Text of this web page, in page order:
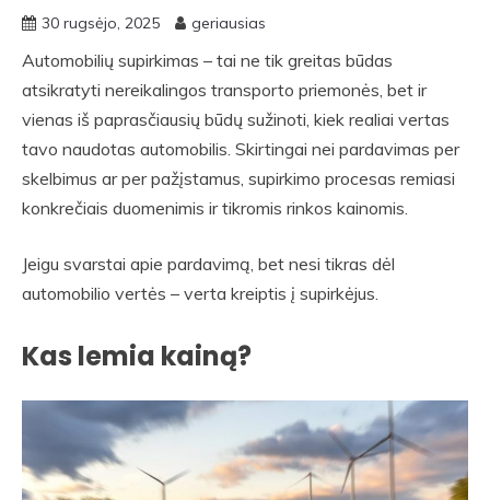
30 rugsėjo, 2025 geriausias
Automobilių supirkimas – tai ne tik greitas būdas
atsikratyti nereikalingos transporto priemonės, bet ir
vienas iš paprasčiausių būdų sužinoti, kiek realiai vertas
tavo naudotas automobilis. Skirtingai nei pardavimas per
skelbimus ar per pažįstamus, supirkimo procesas remiasi
konkrečiais duomenimis ir tikromis rinkos kainomis.
Jeigu svarstai apie pardavimą, bet nesi tikras dėl
automobilio vertės – verta kreiptis į supirkėjus.
Kas lemia kainą?